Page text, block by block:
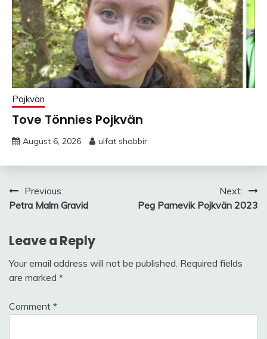
Pojkvän
Tove Tönnies Pojkvän
August 6, 2026 ulfat shabbir
Post
navigation
Previous:
Petra Malm Gravid
Next:
Peg Parnevik Pojkvän 2023
Leave a Reply
Your email address will not be published. Required fields
are marked *
Comment *